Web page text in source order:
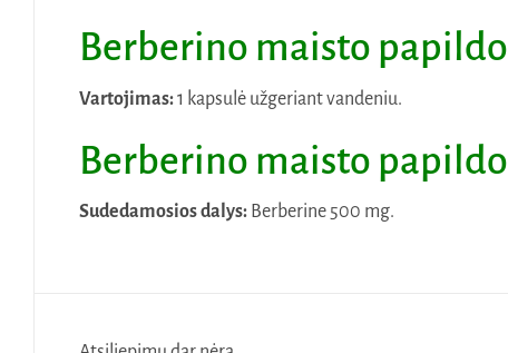
Berberino maisto papildo
Vartojimas:1 kapsulė užgeriant vandeniu.
Berberino maisto papildo
Sudedamosios dalys: Berberine 500 mg.